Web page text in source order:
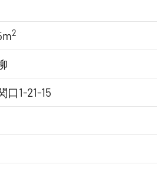
2
口1-21-15